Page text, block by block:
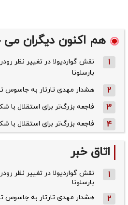
هم اکنون دیگران می
1
نقش گواردیولا در تغییر نظر
بارسلونا
2 هشدار مهدی تارتار به جاسوس
3 فاجعه بزرگ‌تر برای استقلال با
4 فاجعه بزرگ‌تر برای استقلال با
اتاق خبر
1
نقش گواردیولا در تغییر نظر
بارسلونا
2 هشدار مهدی تارتار به جاسوس